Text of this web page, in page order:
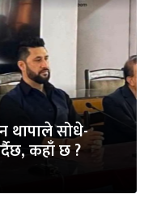
थापाले सोधे-
कहाँ छ ?